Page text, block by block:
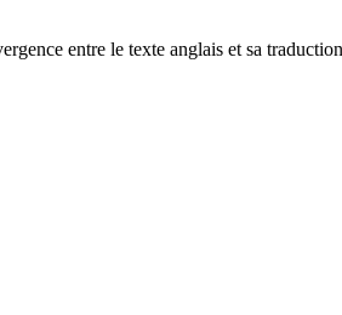
entre le texte anglais et sa